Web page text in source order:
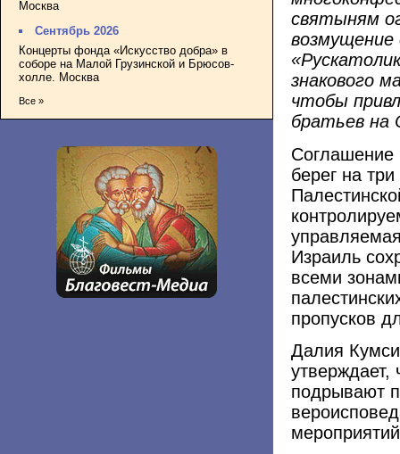
Москва
Сентябрь 2026
Концерты фонда «Искусство добра» в
соборе на Малой Грузинской и Брюсов-
холле. Москва
Все »
святыням
возмущение
знакового
чтобы
братьев на
Соглашение
берег на
Израиль
всеми
пропусков
Далия
утверждает,
подрывают